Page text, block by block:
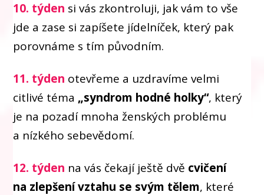
10. týden si vás zkontroluji, jak vám to vše
jde a zase si zapíšete jídelníček, který pak
porovnáme s tím původním.
11. týden otevřeme a uzdravíme velmi
citlivé téma „syndrom hodné holky“, který
je na pozadí mnoha ženských problému
a nízkého sebevědomí.
12. týden na vás čekají ještě dvě cvičení
na zlepšení vztahu se svým tělem, které